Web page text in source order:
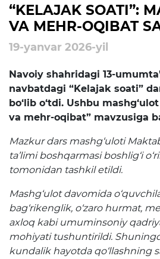
Kelajak markazi
Hisobotlar
Elektron kundalik
1-sinfga qabul
Elektron
Raqamli kutubxona
Yagona elektron
Malaka oshirish
Axborot xizmati
“KELAJAK SOATI”:
VA MEHR-OQIBAT
19-yanvar 2026-yil
Navoiy shahridagi 13-
navbatdagi “Kelajak soati”
bo‘lib o‘tdi. Ushbu
va mehr-oqibat” mavzusiga
Mazkur dars mashg‘uloti
ta’limi boshqarmasi boshlig‘i
tomonidan tashkil etildi.
Mashg‘ulot davomida
bag‘rikenglik, o‘zaro hurmat,
axloq kabi umuminsoniy
mohiyati tushuntirildi.
kundalik hayotda qo‘llashning